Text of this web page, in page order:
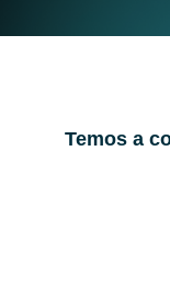
Temos a